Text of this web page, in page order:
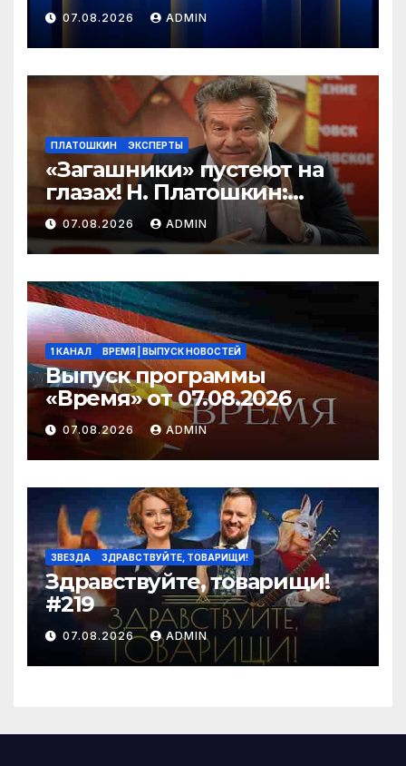
07.08.2026 ADMIN
ПЛАТОШКИН ЭКСПЕРТЫ
«Загашники» пустеют на
глазах! Н. Платошкин:
посмотрите, что власть
скрывает за красивыми
отчётами!
07.08.2026 ADMIN
1 КАНАЛ ВРЕМЯ | ВЫПУСК НОВОСТЕЙ
Выпуск программы
«Время» от 07.08.2026
07.08.2026 ADMIN
ЗВЕЗДА ЗДРАВСТВУЙТЕ, ТОВАРИЩИ!
Здравствуйте, товарищи!
#219
07.08.2026 ADMIN